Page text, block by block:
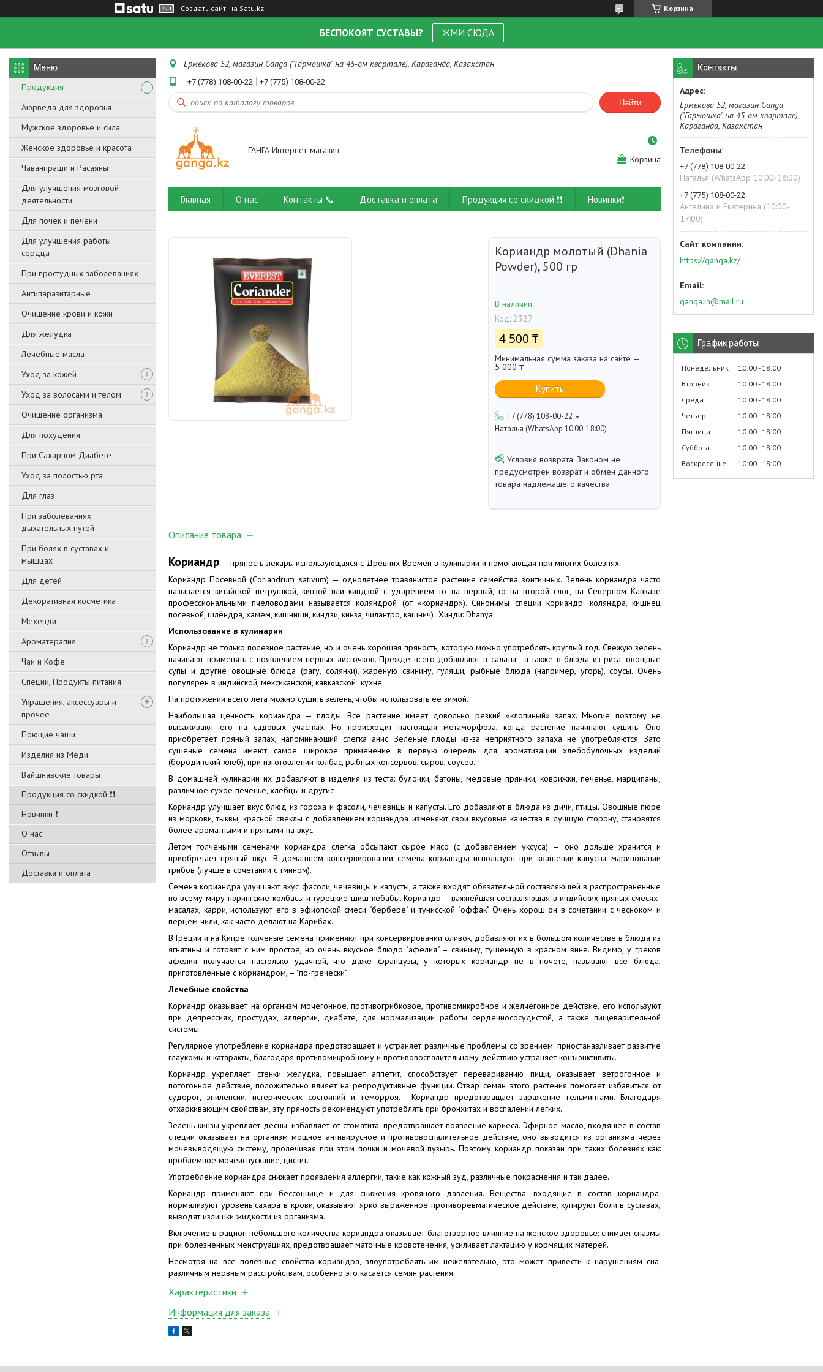
Создать сайт на Satu.kz Корзина
БЕСПОКОЯТ СУСТАВЫ? ЖМИ СЮДА
Продукция
Аюрведа для здоровья
Мужское здоровье и сила
Женское здоровье и красота
Чаванпраши и Расаяны
Для улучшения мозговой
деятельности
Для почек и печени
Для улучшения работы
сердца
При простудных заболеваниях
Антипаразитарные
Очищение крови и кожи
Для желудка
Лечебные масла
Уход за кожей
Уход за волосами и телом
Очищение организма
Для похудения
При Сахарном Диабете
Уход за полостью рта
Для глаз
При заболеваниях
дыхательных путей
При болях в суставах и
мышцах
Для детей
Декоративная косметика
Мехенди
Ароматерапия
Чаи и Кофе
Специи, Продукты питания
Украшения, аксессуары и
прочее
Поющие чаши
Изделия из Меди
Вайшнавские товары
Продукция со скидкой ❗❗
Новинки ❗
О нас
Отзывы
Доставка и оплата
Ермекова 52, магазин Ganga ("Гармошка" на 45-ом квартале), Караганда, Казахстан
+7 (778) 108-00-22 +7 (775) 108-00-22
Найти
ГАНГА Интернет-магазин
Корзина
Главная О нас Контакты 📞 Доставка и оплата Продукция со скидкой ❗❗ Новинки❗
Кориандр молотый (Dhania
Powder), 500 гр
В наличии
Код: 2327
4 500 ₸
Минимальная сумма заказа на сайте —
5 000 ₸
Купить
+7 (778) 108-00-22
Наталья (WhatsApp 10:00-18:00)
Законом не
предусмотрен возврат и обмен данного
товара надлежащего качества
Описание товара
Кориандр – пряность-лекарь, использующаяся с Древних Времен в кулинарии и помогающая при многих болезнях.
Кориандр Посевной (Coriandrum sativum) — однолетнее травянистое растение семейства зонтичных. Зелень кориандра часто
называется китайской петрушкой, кинзой или киндзой с ударением то на первый, то на второй слог, на Северном Кавказе
профессиональными пчеловодами называется коляндрой (от «кориандр»). Синонимы специи кориандр: коляндра, кишнец
посевной, шлёндра, хамем, кишниши, киндзи, кинза, чилантро, кашнич) Хинди: Dhanya
Использование в кулинарии
Кориандр не только полезное растение, но и очень хорошая пряность, которую можно употреблять круглый год. Свежую зелень
начинают применять с появлением первых листочков. Прежде всего добавляют в салаты , а также в блюда из риса, овощные
супы и другие овощные блюда (рагу, солянки), жареную свинину, гуляши, рыбные блюда (например, угорь), соусы. Очень
популярен в индийской, мексиканской, кавказской кухне.
На протяжении всего лета можно сушить зелень, чтобы использовать ее зимой.
Наибольшая ценность кориандра — плоды. Все растение имеет довольно резкий «клопиный» запах. Многие поэтому не
высаживают его на садовых участках. Но происходит настоящая метаморфоза, когда растение начинают сушить. Оно
приобретает пряный запах, напоминающий слегка анис. Зеленые плоды из-за неприятного запаха не употребляются. Зато
сушеные семена имеют самое широкое применение в первую очередь для ароматизации хлебобулочных изделий
(бородинский хлеб), при изготовлении колбас, рыбных консервов, сыров, соусов.
В домашней кулинарии их добавляют в изделия из теста: булочки, батоны, медовые пряники, коврижки, печенье, марципаны,
различное сухое печенье, хлебцы и другие.
Кориандр улучшает вкус блюд из гороха и фасоли, чечевицы и капусты. Его добавляют в блюда из дичи, птицы. Овощные пюре
из моркови, тыквы, красной свеклы с добавлением кориандра изменяют свои вкусовые качества в лучшую сторону, становятся
более ароматными и пряными на вкус.
Летом толчеными семенами кориандра слегка обсыпают сырое мясо (с добавлением уксуса) — оно дольше хранится и
приобретает пряный вкус. В домашнем консервировании семена кориандра используют при квашении капусты, мариновании
грибов (лучше в сочетании с тмином).
Семена кориандра улучшают вкус фасоли, чечевицы и капусты, а также входят обязательной составляющей в распространенные
по всему миру тюрингские колбасы и турецкие шиш-кебабы. Кориандр – важнейшая составляющая в индийских пряных смесях-
масалах, карри, используют его в эфиопской смеси "бербере" и тунисской "оффак". Очень хорош он в сочетании с чесноком и
перцем чили, как часто делают на Карибах.
В Греции и на Кипре толченые семена применяют при консервировании оливок, добавляют их в большом количестве в блюда из
ягнятины и готовят с ним простое, но очень вкусное блюдо "афелия" – свинину, тушенную в красном вине. Видимо, у греков
афелия получается настолько удачной, что даже французы, у которых кориандр не в почете, называют все блюда,
приготовленные с кориандром, – "по-гречески".
Лечебные свойства
Кориандр оказывает на организм мочегонное, противогрибковое, противомикробное и желчегонное действие, его используют
при депрессиях, простудах, аллергии, диабете, для нормализации работы сердечнососудистой, а также пищеварительной
системы.
Регулярное употребление кориандра предотвращает и устраняет различные проблемы со зрением: приостанавливает развитие
глаукомы и катаракты, благодаря противомикробному и противовоспалительному действию устраняет конъюнктивиты.
Кориандр укрепляет стенки желудка, повышает аппетит, способствует перевариванию пищи, оказывает ветрогонное и
потогонное действие, положительно влияет на репродуктивные функции. Отвар семян этого растения помогает избавиться от
судорог, эпилепсии, истерических состояний и геморроя. Кориандр предотвращает заражение гельминтами. Благодаря
отхаркивающим свойствам, эту пряность рекомендуют употреблять при бронхитах и воспалении легких.
Зелень кинзы укрепляет десны, избавляет от стоматита, предотвращает появление кариеса. Эфирное масло, входящее в состав
специи оказывает на организм мощное антивирусное и противовоспалительное действие, оно выводится из организма через
мочевыводящую систему, пролечивая при этом почки и мочевой пузырь. Поэтому кориандр показан при таких болезнях как:
проблемное мочеиспускание, цистит.
Употребление кориандра снижает проявления аллергии, такие как кожный зуд, различные покраснения и так далее.
Кориандр применяют при бессоннице и для снижения кровяного давления. Вещества, входящие в состав кориандра,
нормализуют уровень сахара в крови, оказывают ярко выраженное противоревматическое действие, купируют боли в суставах,
выводят излишки жидкости из организма.
Включение в рацион небольшого количества кориандра оказывает благотворное влияние на женское здоровье: снимает спазмы
при болезненных менструациях, предотвращает маточные кровотечения, усиливает лактацию у кормящих матерей.
Несмотря на все полезные свойства кориандра, злоупотреблять им нежелательно, это может привести к нарушениям сна,
различным нервным расстройствам, особенно это касается семян растения.
Характеристики
Информация для заказа
Контакты
Ермекова 52, магазин Ganga
("Гармошка" на 45-ом квартале),
Караганда, Казахстан
+7 (778) 108-00-22
Наталья (WhatsApp 10:00-18:00)
+7 (775) 108-00-22
Ангелина и Екатерина (10:00-
17:00)
https://ganga.kz/
ganga.in@mail.ru
График работы
Понедельник 10:00 18:00
Вторник
10:00 18:00
Среда
10:00 18:00
Четверг
10:00 18:00
Пятница
10:00 18:00
Суббота
10:00 18:00
Воскресенье
10:00 18:00